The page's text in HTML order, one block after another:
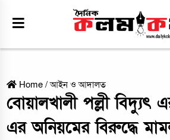
Home /আইন ও আদালত
বোয়ালখালী পল্লী বিদ্যুৎ
এর অনিয়মের বিরুদ্ধে